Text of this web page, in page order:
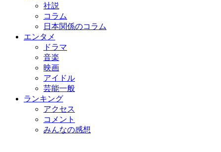
社説
コラム
日本関係のコラム
エンタメ
ドラマ
音楽
映画
アイドル
芸能一般
ランキング
アクセス
コメント
みんなの感想